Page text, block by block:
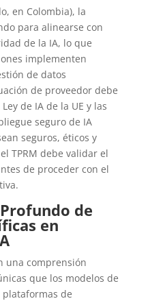
en Colombia), la
para alinearse con
de la IA, lo que
implementen
de datos
de proveedor debe
de IA de la UE y las
seguro de IA
seguros, éticos y
TPRM debe validar el
de proceder con el
de
en
una comprensión
que los modelos de
plataformas de